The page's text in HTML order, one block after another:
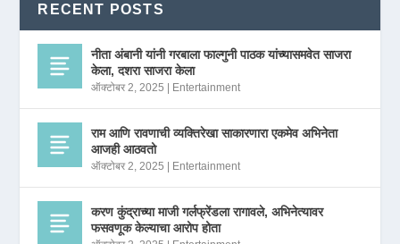
RECENT POSTS
नीता अंबानी यांनी गरबाला फाल्गुनी पाठक यांच्यासमवेत साजरा
केला, दशरा साजरा केला
ऑक्टोबर 2, 2025 | Entertainment
राम आणि रावणाची व्यक्तिरेखा साकारणारा एकमेव अभिनेता
आजही आठवतो
ऑक्टोबर 2, 2025 | Entertainment
करण कुंद्राच्या माजी गर्लफ्रेंडला रागावले, अभिनेत्यावर
फसवणूक केल्याचा आरोप होता